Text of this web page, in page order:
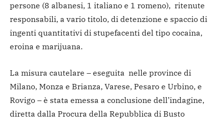
persone (8 albanesi, 1 italiano e 1 romeno), ritenute
responsabili, a vario titolo, di detenzione e spaccio di
ingenti quantitativi di stupefacenti del tipo cocaina,
eroina e marijuana.
La misura cautelare – eseguita nelle province di
Milano, Monza e Brianza, Varese, Pesaro e Urbino, e
Rovigo – è stata emessa a conclusione dell’indagine,
diretta dalla Procura della Repubblica di Busto